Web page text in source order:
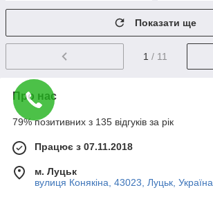
Показати ще
1 / 11
Про нас
79% позитивних з 135 відгуків за рік
Працює з 07.11.2018
м. Луцьк
вулиця Конякіна, 43023, Луцьк, Україна